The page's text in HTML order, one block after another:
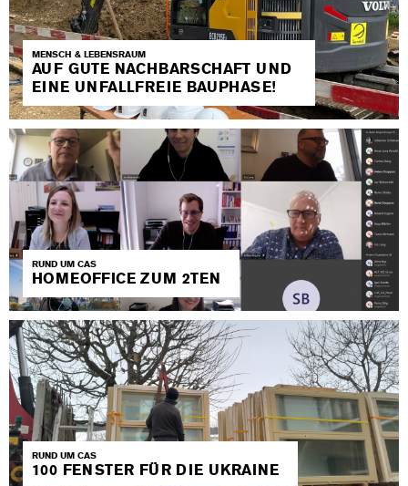
MENSCH & LEBENSRAUM
AUF GUTE NACHBARSCHAFT UND
EINE UNFALLFREIE BAUPHASE!
RUND UM CAS
HOMEOFFICE ZUM 2TEN
RUND UM CAS
100 FENSTER FÜR DIE UKRAINE